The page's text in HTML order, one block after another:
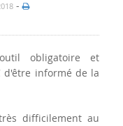
-
obligatoire et
d'être informé de la
difficilement au